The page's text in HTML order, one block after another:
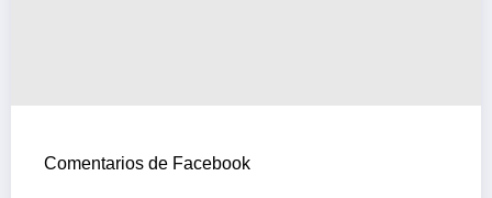
Comentarios de Facebook